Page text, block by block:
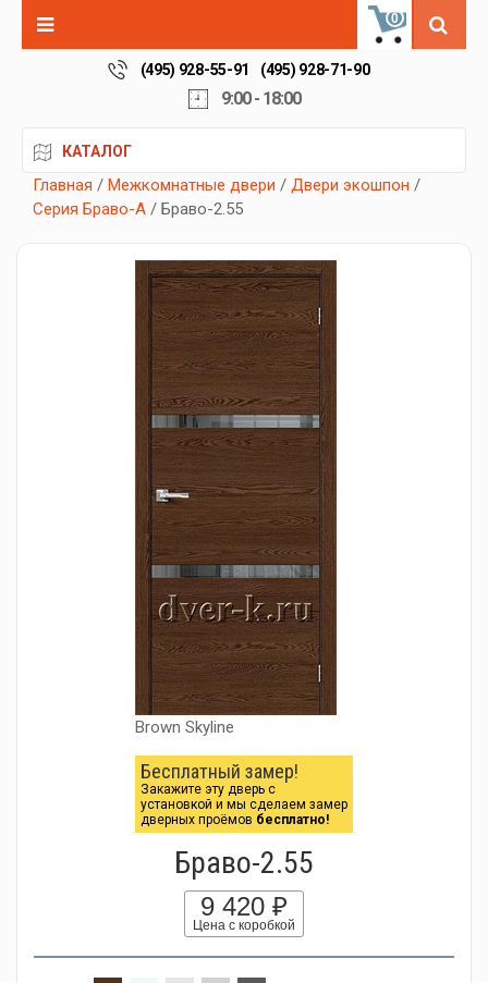
0
(495) 928-55-91 (495) 928-71-90
9:00 - 18:00
КАТАЛОГ
Главная / Межкомнатные двери / Двери экошпон /
Серия Браво-А / Браво-2.55
Brown Skyline
Бесплатный замер!
Закажите эту дверь с
установкой и мы сделаем замер
дверных проёмов бесплатно!
Браво-2.55
9 420 ₽
Цена с коробкой